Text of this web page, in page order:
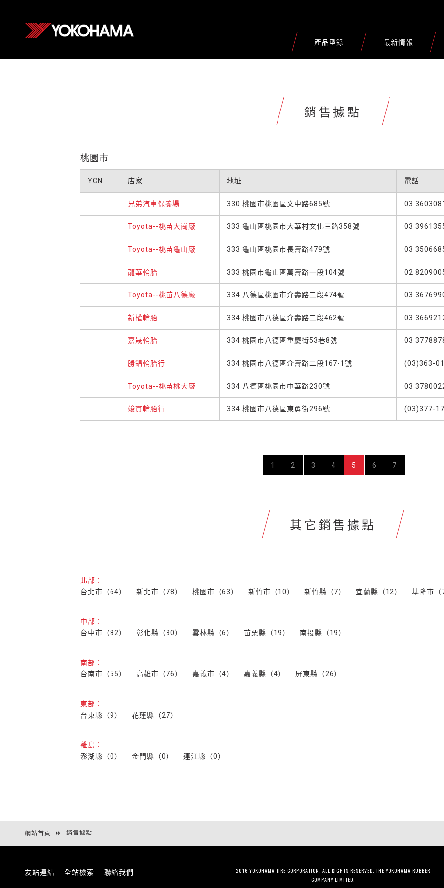
產品型錄 最新情報
銷售據點
桃園市
YCN 店家 地址 電話
兄弟汽車保養場 330 桃園市桃園區文中路685號 03
Toyota--桃苗大崗廠 333 龜山區桃園市大華村文化三路358號 03
Toyota--桃苗龜山廠 333 龜山區桃園市長壽路479號 03
龍華輪胎 333 桃園市龜山區萬壽路一段104號 02
Toyota--桃苗八德廠 334 八德區桃園市介壽路二段474號 03
新權輪胎 334 桃園市八德區介壽路二段462號 03
嘉晟輪胎 334 桃園市八德區重慶街53巷8號 03
勝錩輪胎行 334 桃園市八德區介壽路二段167-1號 (03)363-
Toyota--桃苗桃大廠 334 八德區桃園市中華路230號 03
竣貫輪胎行 334 桃園市八德區東勇街296號 (03)377-
1 2 3 4 5 6 7
其它銷售據點
北部：
台北市（64） 新北市（78） 桃園市（63） 新竹市（10） 新竹縣（7） 宜蘭縣（12） 基隆市（
中部：
台中市（82） 彰化縣（30） 雲林縣（6） 苗栗縣（19） 南投縣（19）
南部：
台南市（55） 高雄市（76） 嘉義市（4） 嘉義縣（4） 屏東縣（26）
東部：
台東縣（9） 花蓮縣（27）
離島：
澎湖縣（0） 金門縣（0） 連江縣（0）
網站首頁 銷售據點
友站連結 全站檢索 聯絡我們
2016 YOKOHAMA TIRE CORPORATION. ALL RIGHTS RESERVED. THE YOKOHAMA RUBBER
COMPANY LIMITED.